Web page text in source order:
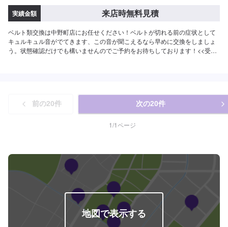
実績金額 来店時無料見積
ベルト類交換は中野町店にお任せください！ベルトが切れる前の症状として
キュルキュル音がでてきます、この音が聞こえるなら早めに交換をしましょ
う。状態確認だけでも構いませんのでご予約をお待ちしております！<<受付
前の20件 次の20件
1/1ページ
地図で表示する